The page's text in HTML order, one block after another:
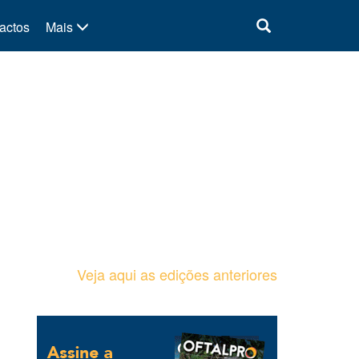
Mais
Veja aqui as edições anteriores